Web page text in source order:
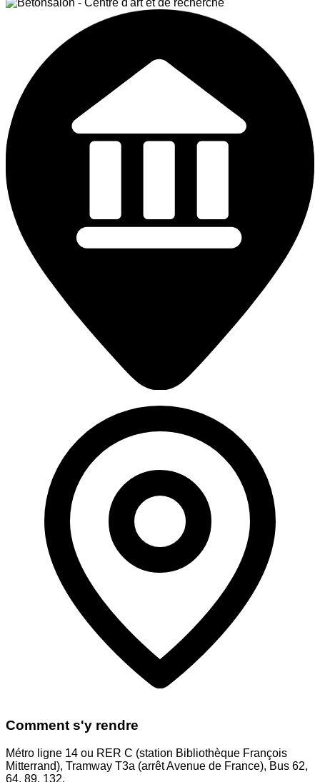
Comment s'y rendre
Métro ligne 14 ou RER C (station Bibliothèque François
Mitterrand), Tramway T3a (arrêt Avenue de France), Bus 62,
64, 89, 132.